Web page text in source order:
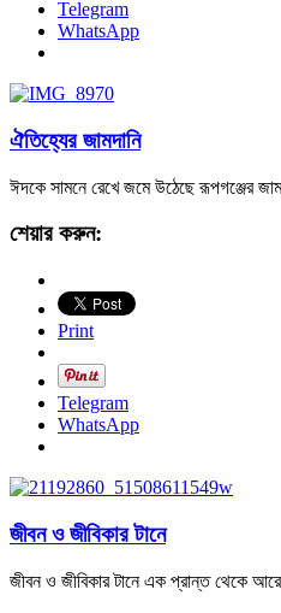
Telegram
WhatsApp
ঐতিহ্যের জামদানি
ঈদকে সামনে রেখে জমে উঠেছে রূপগঞ্জের
শেয়ার করুন:
Print
Telegram
WhatsApp
জীবন ও জীবিকার টানে
জীবন ও জীবিকার টানে এক প্রান্ত থেকে